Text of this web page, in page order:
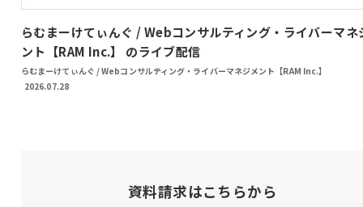
らむまーけてぃんぐ / Webコンサルティング・ライバーマネ
ント【RAM Inc.】 のライブ配信
らむまーけてぃんぐ / Webコンサルティング・ライバーマネジメント【RAM Inc.】
2026.07.28
資料請求はこちらから